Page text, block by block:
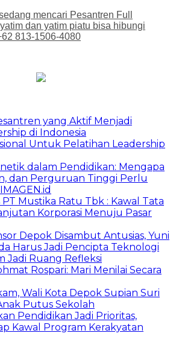
mencari Pesantren Full
dan yatim piatu bisa hibungi
813-1506-4080
yang Aktif Menjadi
di Indonesia
Untuk Pelatihan Leadership
dalam Pendidikan: Mengapa
dan Perguruan Tinggi Perlu
PT Mustika Ratu Tbk : Kawal Tata
Korporasi Menuju Pasar
Depok Disambut Antusias, Yuni
Harus Jadi Pencipta Teknologi
Jadi Ruang Refleksi
Rospari: Mari Menilai Secara
Wali Kota Depok Supian Suri
Putus Sekolah
Pendidikan Jadi Prioritas,
Kawal Program Kerakyatan